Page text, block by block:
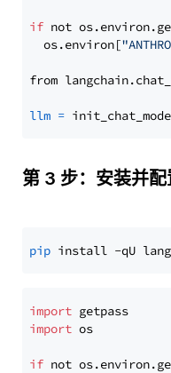
if not
  os.environ[
from
llm =
第 3 步：安装并
pip
import
import os
if not